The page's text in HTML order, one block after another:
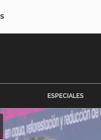
ESPECIALES